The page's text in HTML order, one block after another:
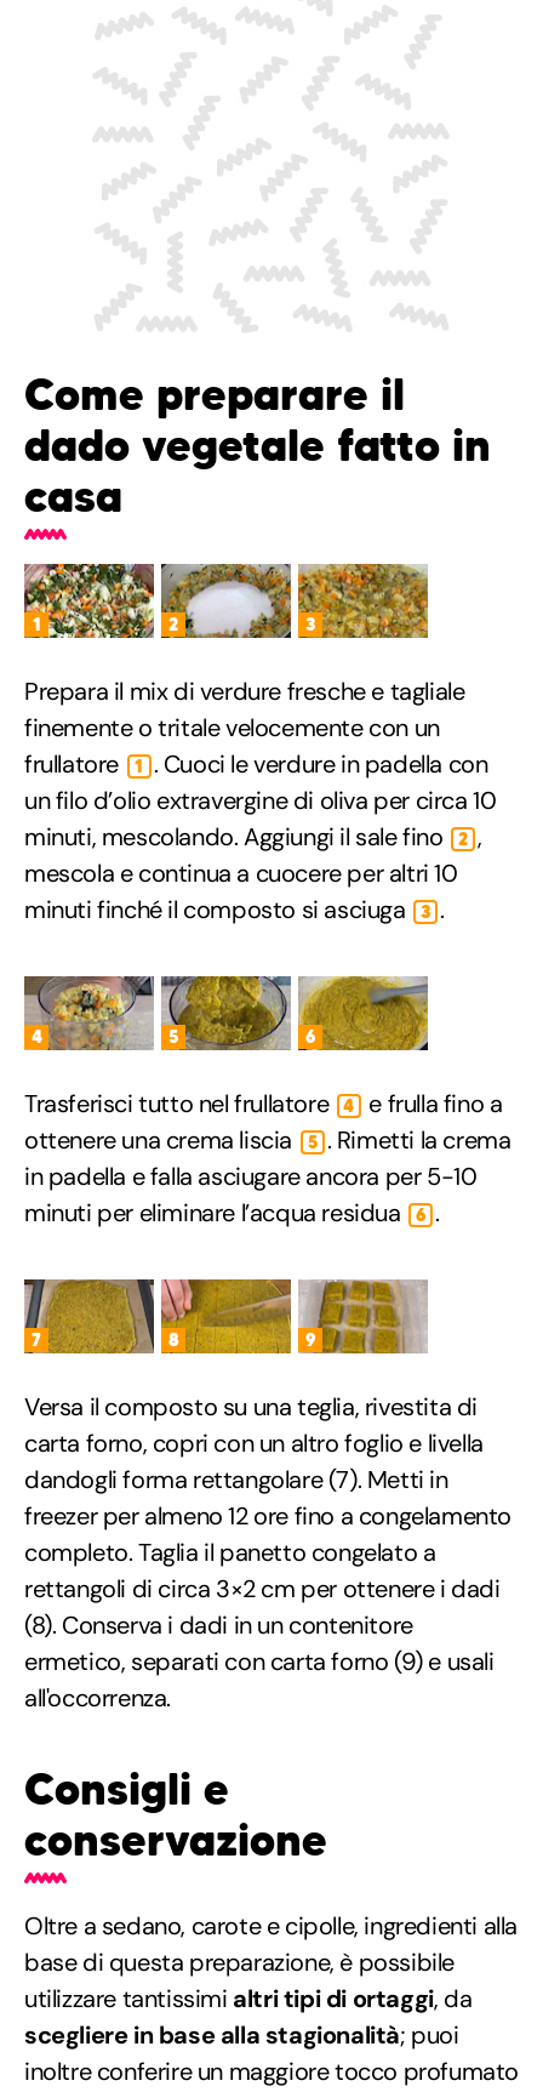
Come preparare il
dado vegetale fatto in
casa
1 2 3
Prepara il mix di verdure fresche e tagliale
finemente o tritale velocemente con un
frullatore
1
. Cuoci le verdure in padella con
un filo d’olio extravergine di oliva per circa 10
minuti, mescolando. Aggiungi il sale fino
2 ,
mescola e continua a cuocere per altri 10
minuti finché il composto si asciuga
3 .
4 5 6
Trasferisci tutto nel frullatore 4
e frulla fino a
ottenere una crema liscia
5 . Rimetti la crema
in padella e falla asciugare ancora per 5-10
minuti per eliminare l’acqua residua
6 .
7 8 9
Versa il composto su una teglia, rivestita di
carta forno, copri con un altro foglio e livella
dandogli forma rettangolare (7). Metti in
freezer per almeno 12 ore fino a congelamento
completo. Taglia il panetto congelato a
rettangoli di circa 3×2 cm per ottenere i dadi
(8). Conserva i dadi in un contenitore
ermetico, separati con carta forno (9) e usali
all'occorrenza.
Consigli e
conservazione
Oltre a sedano, carote e cipolle, ingredienti alla
base di questa preparazione, è possibile
utilizzare tantissimi altri tipi di ortaggi, da
scegliere in base alla stagionalità; puoi
inoltre conferire un maggiore tocco profumato